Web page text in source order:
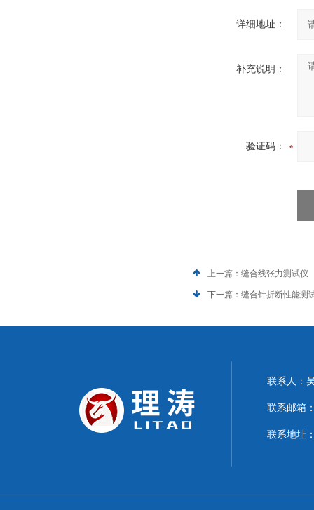
详细地址：
补充说明：
验证码：
上一篇： 缝合线张力测试仪
下一篇： 缝合针折断性能测
联系人：
联系邮箱
联系地址